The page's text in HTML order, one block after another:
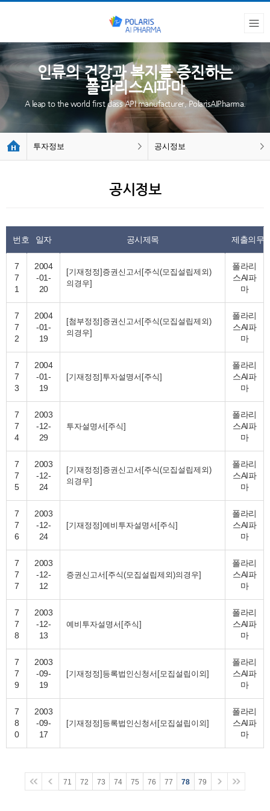
인류의 건강과 복지를 증진하는
폴라리스AI파마
A leap to the world first class API manufacturer, PolarisAIPharma.
투자정보 공시정보
공시정보
번호 일자 공시제목 제출의무
7
7
1
2004
-01-
20
[기재정정]증권신고서[주식(모집설립제외)
의경우]
폴라리
스AI파
마
7
7
2
2004
-01-
19
[첨부정정]증권신고서[주식(모집설립제외)
의경우]
폴라리
스AI파
마
7
7
3
2004
-01-
19
[기재정정]투자설명서[주식]
폴라리
스AI파
마
7
7
4
2003
-12-
29
투자설명서[주식]
폴라리
스AI파
마
7
7
5
2003
-12-
24
[기재정정]증권신고서[주식(모집설립제외)
의경우]
폴라리
스AI파
마
7
7
6
2003
-12-
24
[기재정정]예비투자설명서[주식]
폴라리
스AI파
마
7
7
7
2003
-12-
12
증권신고서[주식(모집설립제외)의경우]
폴라리
스AI파
마
7
7
8
2003
-12-
13
예비투자설명서[주식]
폴라리
스AI파
마
7
7
9
2003
-09-
19
[기재정정]등록법인신청서[모집설립이외]
폴라리
스AI파
마
7
8
0
2003
-09-
17
[기재정정]등록법인신청서[모집설립이외]
폴라리
스AI파
마
71 72 73 74 75 76 77 78 79